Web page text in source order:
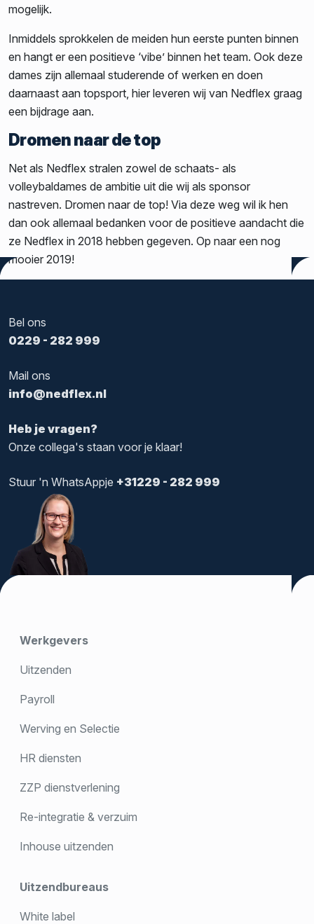
mogelijk.
Inmiddels sprokkelen de meiden hun eerste punten binnen
en hangt er een positieve ‘vibe’ binnen het team. Ook deze
dames zijn allemaal studerende of werken en doen
daarnaast aan topsport, hier leveren wij van Nedflex graag
een bijdrage aan.
Dromen naar de top
Net als Nedflex stralen zowel de schaats- als
volleybaldames de ambitie uit die wij als sponsor
nastreven. Dromen naar de top! Via deze weg wil ik hen
dan ook allemaal bedanken voor de positieve aandacht die
ze Nedflex in 2018 hebben gegeven. Op naar een nog
mooier 2019!
Heb je vragen?
Onze collega's staan voor je klaar!
Bel ons
0229 - 282 999
Mail ons
info@nedflex.nl
Stuur 'n WhatsAppje +31229 - 282 999
Werkgevers
Uitzenden
Payroll
Werving en Selectie
HR diensten
ZZP dienstverlening
Re-integratie & verzuim
Inhouse uitzenden
Uitzendbureaus
White label